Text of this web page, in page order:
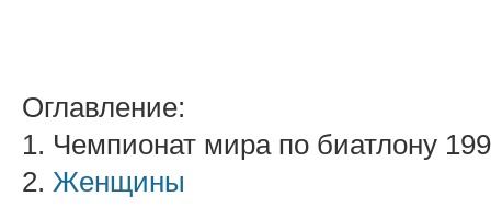
Оглавление:
1. Чемпионат мира по биатлону
2. Женщины